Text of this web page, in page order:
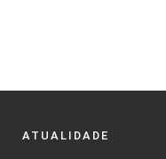
ATUALIDADE